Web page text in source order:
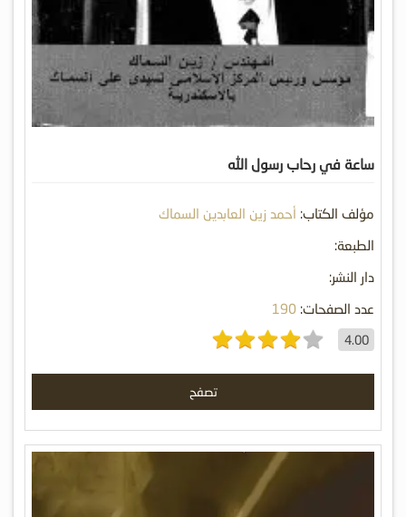
ساعة في رحاب رسول الله
مؤلف الكتاب: أحمد زين العابدين السماك
الطبعة:
دار النشر:
عدد الصفحات: 190
4.00
تصفح